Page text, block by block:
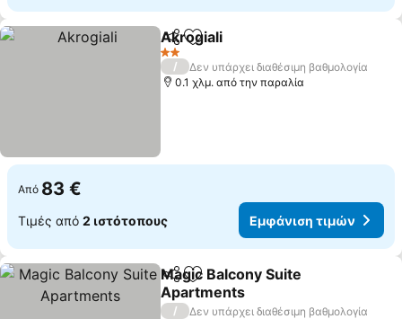
Κοινοποίηση
Προσθήκη στα αγαπημένα
Akrogiali
2 Αστέρια
/
Δεν υπάρχει διαθέσιμη βαθμολογία
0.1 χλμ. από την παραλία
Από 83 €
Τιμές από 2 ιστότοπους Εμφάνιση τιμών
Κοινοποίηση
Προσθήκη στα αγαπημένα
Magic Balcony Suite
Apartments
/
Δεν υπάρχει διαθέσιμη βαθμολογία